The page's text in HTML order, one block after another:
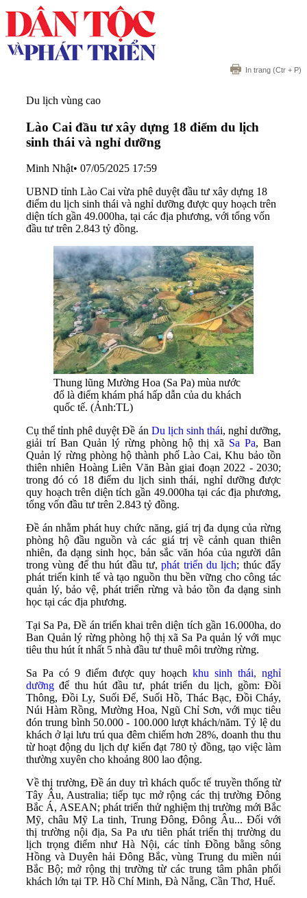
In trang (Ctr + P)
Du lịch vùng cao
Lào Cai đầu tư xây dựng 18 điểm du lịch
sinh thái và nghỉ dưỡng
Minh Nhật• 07/05/2025 17:59
UBND tỉnh Lào Cai vừa phê duyệt đầu tư xây dựng 18
điểm du lịch sinh thái và nghỉ dưỡng được quy hoạch trên
diện tích gần 49.000ha, tại các địa phương, với tổng vốn
đầu tư trên 2.843 tỷ đồng.
Thung lũng Mường Hoa (Sa Pa) mùa nước
đổ là điểm khám phá hấp dẫn của du khách
quốc tế. (Ảnh:TL)
Cụ thể tỉnh phê duyệt Đề án Du lịch sinh thái, nghỉ dưỡng,
giải trí Ban Quản lý rừng phòng hộ thị xã Sa Pa, Ban
Quản lý rừng phòng hộ thành phố Lào Cai, Khu bảo tồn
thiên nhiên Hoàng Liên Văn Bàn giai đoạn 2022 - 2030;
trong đó có 18 điểm du lịch sinh thái, nghỉ dưỡng được
quy hoạch trên diện tích gần 49.000ha tại các địa phương,
tổng vốn đầu tư trên 2.843 tỷ đồng.
Đề án nhằm phát huy chức năng, giá trị đa dụng của rừng
phòng hộ đầu nguồn và các giá trị về cảnh quan thiên
nhiên, đa dạng sinh học, bản sắc văn hóa của người dân
trong vùng để thu hút đầu tư,phát triển du lịch; thúc đẩy
phát triển kinh tế và tạo nguồn thu bền vững cho công tác
quản lý, bảo vệ, phát triển rừng và bảo tồn đa dạng sinh
học tại các địa phương.
Tại Sa Pa, Đề án triển khai trên diện tích gần 16.000ha, do
Ban Quản lý rừng phòng hộ thị xã Sa Pa quản lý với mục
tiêu thu hút ít nhất 5 nhà đầu tư thuê môi trường rừng.
Sa Pa có 9 điểm được quy hoạchkhu sinh thái, nghỉ
dưỡng để thu hút đầu tư, phát triển du lịch, gồm: Đồi
Thông, Đồi Ly, Suối Để, Suối Hồ, Thác Bạc, Đồi Cháy,
Núi Hàm Rồng, Mường Hoa, Ngũ Chỉ Sơn, với mục tiêu
đón trung bình 50.000 - 100.000 lượt khách/năm. Tỷ lệ du
khách ở lại lưu trú qua đêm chiếm hơn 28%, doanh thu thu
từ hoạt động du lịch dự kiến đạt 780 tỷ đồng, tạo việc làm
thường xuyên cho khoảng 800 lao động.
Về thị trường, Đề án duy trì khách quốc tế truyền thống từ
Tây Âu, Australia; tiếp tục mở rộng các thị trường Đông
Bắc Á, ASEAN; phát triển thử nghiệm thị trường mới Bắc
Mỹ, châu Mỹ La tinh, Trung Đông, Đông Âu... Đối với
thị trường nội địa, Sa Pa ưu tiên phát triển thị trường du
lịch trọng điểm như Hà Nội, các tỉnh Đồng bằng sông
Hồng và Duyên hải Đông Bắc, vùng Trung du miền núi
Bắc Bộ; mở rộng thị trường từ các trung tâm phân phối
khách lớn tại TP. Hồ Chí Minh, Đà Nẵng, Cần Thơ, Huế.